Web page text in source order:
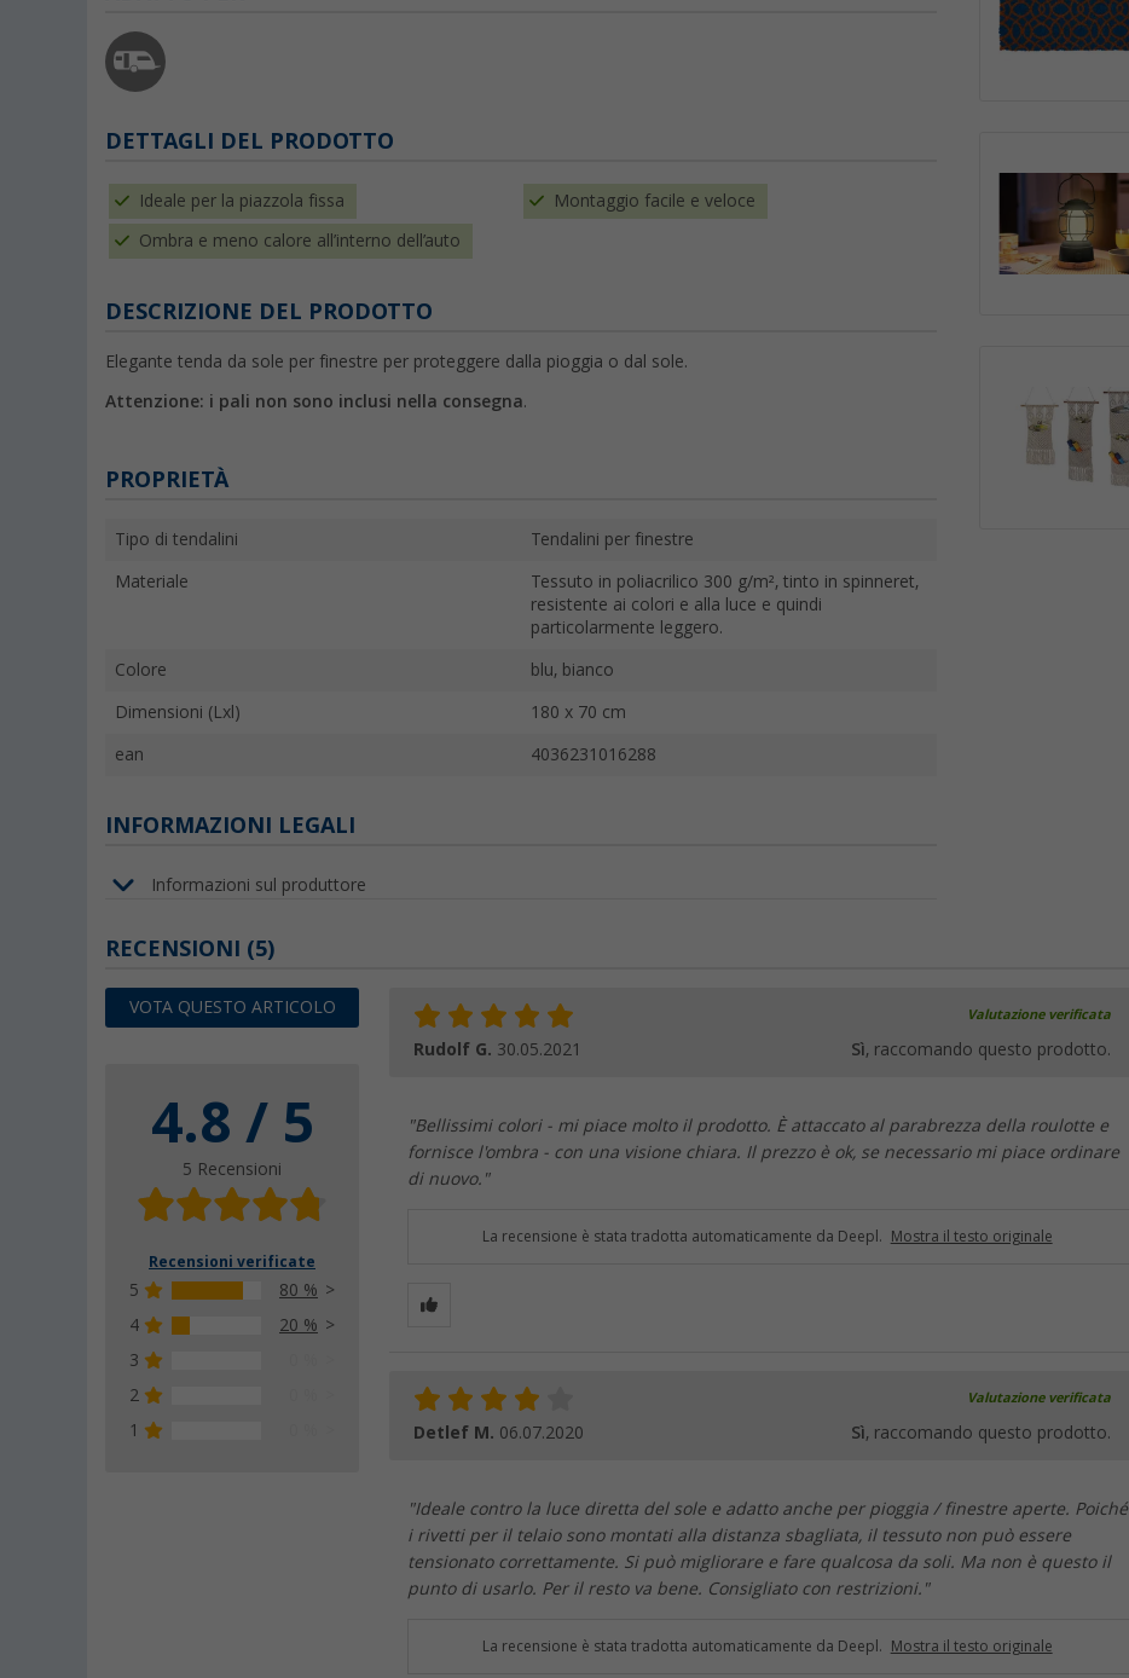
DETTAGLI DEL PRODOTTO
Ideale per la piazzola fissa Montaggio facile e veloce
Ombra e meno calore all’interno dell’auto
DESCRIZIONE DEL PRODOTTO
Elegante tenda da sole per finestre per proteggere dalla pioggia o dal sole.
Attenzione: i pali non sono inclusi nella consegna.
PROPRIETÀ
Tipo di tendalini Tendalini per finestre
Materiale
Tessuto in poliacrilico 300 g/m², tinto in spinneret,
resistente ai colori e alla luce e quindi
particolarmente leggero.
Colore blu, bianco
Dimensioni (Lxl) 180 x 70 cm
ean 4036231016288
INFORMAZIONI LEGALI
Informazioni sul produttore
RECENSIONI (5)
VOTA QUESTO ARTICOLO
4.8 / 5
5 Recensioni
Recensioni verificate
5
80 %
4
20 %
3
2
1
Valutazione verificata
Rudolf G. 30.05.2021 Sì, raccomando questo prodotto.
"Bellissimi colori - mi piace molto il prodotto. È attaccato al parabrezza della roulotte e
fornisce l'ombra - con una visione chiara. Il prezzo è ok, se necessario mi piace ordinare
di nuovo."
La recensione è stata tradotta automaticamente da Deepl. Mostra il testo originale
Valutazione verificata
Detlef M. 06.07.2020 Sì, raccomando questo prodotto.
"Ideale contro la luce diretta del sole e adatto anche per pioggia / finestre aperte. Poiché
i rivetti per il telaio sono montati alla distanza sbagliata, il tessuto non può essere
tensionato correttamente. Si può migliorare e fare qualcosa da soli. Ma non è questo il
punto di usarlo. Per il resto va bene. Consigliato con restrizioni."
La recensione è stata tradotta automaticamente da Deepl. Mostra il testo originale